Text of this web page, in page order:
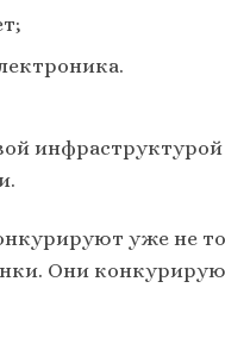
инфраструктурой
уже не
Они